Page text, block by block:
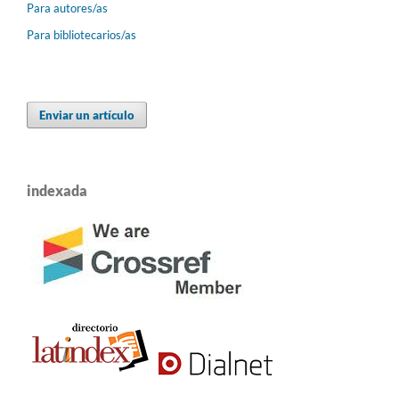
Para autores/as
Para bibliotecarios/as
Enviar un artículo
indexada